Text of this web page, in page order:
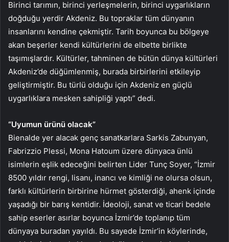
Birinci tarımın, birinci yerleşmelerin, birinci uygarlıkların
doğduğu yerdir Akdeniz. Bu topraklar tüm dünyanın
insanlarını kendine çekmiştir. Tarih boyunca bu bölgeye
akan beşerler kendi kültürlerini de elbette birlikte
taşımışlardır. Kültürler, tahminen de bütün dünya kültürleri
Akdeniz’de düğümlenmiş, burada birbirlerini etkileyip
geliştirmiştir. Bu türlü olduğu için Akdeniz en güçlü
uygarlıklara mesken sahipliği yaptı” dedi.
“Uyumun ürünü olacak”
Bienalde yer alacak genç sanatkarlara Sarkis Zabunyan,
Fabrizzio Plessi, Mona Hatoum üzere dünyaca ünlü
isimlerin eşlik edeceğini belirten Lider Tunç Soyer, “İzmir
8500 yıldır rengi, lisanı, inancı ve kimliği ne olursa olsun,
farklı kültürlerin birbirine hürmet gösterdiği, ahenk içinde
yaşadığı bir barış kentidir. İdeoloji, sanat ve ticari bedele
sahip eserler asırlar boyunca İzmir’de toplanıp tüm
dünyaya buradan yayıldı. Bu sayede İzmir’in köylerinde,